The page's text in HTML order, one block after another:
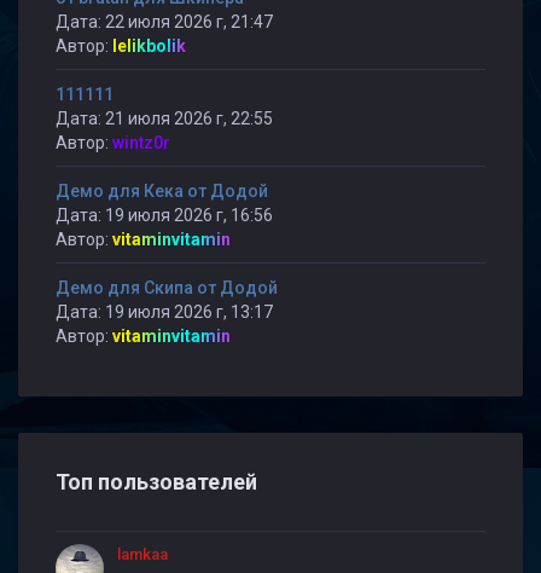
Дата: 22 июля 2026 г, 21:47
Автор: lelikbolik
111111
Дата: 21 июля 2026 г, 22:55
Автор: wintz0r
Демо для Кека от Додой
Дата: 19 июля 2026 г, 16:56
Автор: vitaminvitamin
Демо для Скипа от Додой
Дата: 19 июля 2026 г, 13:17
Автор: vitaminvitamin
Топ пользователей
lamkaa